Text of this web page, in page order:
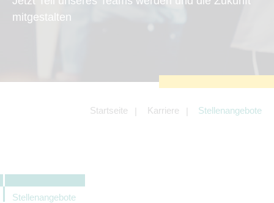
mitgestalten
Startseite Karriere Stellenangebote
Stellenangebote
Angebotes einschließlich der
Angeboten von z.B. Facebook und
LinkedIn.